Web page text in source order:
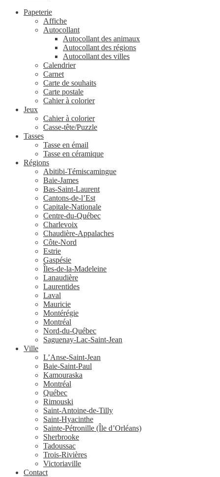
Papeterie
Affiche
Autocollant
Autocollant des animaux
Autocollant des régions
Autocollant des villes
Calendrier
Carnet
Carte de souhaits
Carte postale
Cahier à colorier
Jeux
Cahier à colorier
Casse-tête/Puzzle
Tasses
Tasse en émail
Tasse en céramique
Régions
Abitibi-Témiscamingue
Baie-James
Bas-Saint-Laurent
Cantons-de-l’Est
Capitale-Nationale
Centre-du-Québec
Charlevoix
Chaudière-Appalaches
Côte-Nord
Estrie
Gaspésie
Îles-de-la-Madeleine
Lanaudière
Laurentides
Laval
Mauricie
Montérégie
Montréal
Nord-du-Québec
Saguenay-Lac-Saint-Jean
Ville
L’Anse-Saint-Jean
Baie-Saint-Paul
Kamouraska
Montréal
Québec
Rimouski
Saint-Antoine-de-Tilly
Saint-Hyacinthe
Sainte-Pétronille (Île d’Orléans)
Sherbrooke
Tadoussac
Trois-Rivières
Victoriaville
Contact